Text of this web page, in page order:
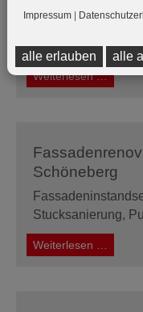
& Ball Wandfarben
Weiterlesen …
in
Schöneberg
Stucksanierung,
Weiterlesen …
in
Impressum|
alle erlauben alle